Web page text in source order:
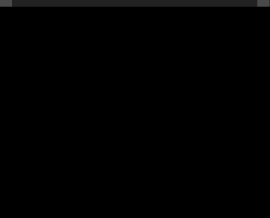
Совсем не впечатлило. Сюжет плоский, персонажи